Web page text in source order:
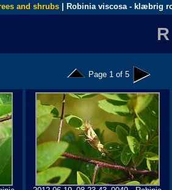
and shrubs | Robinia viscosa - klæbrig
R
Page 1 of 5